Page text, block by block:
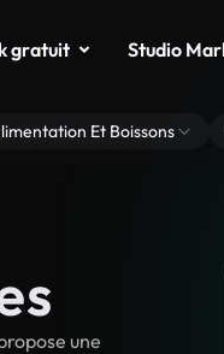
gratuit Studio
Et Boissons
une